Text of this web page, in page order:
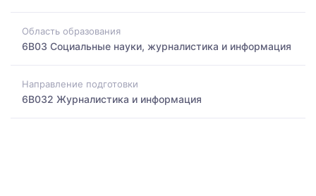
Область образования
6B03 Социальные науки, журналистика и информация
Направление подготовки
6B032 Журналистика и информация